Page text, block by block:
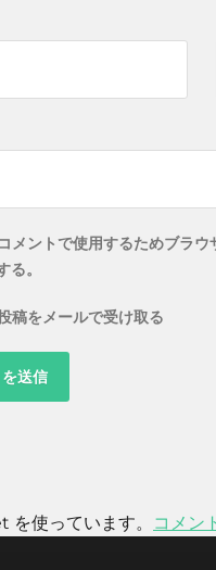
メントで使用するためブラ
る。
稿をメールで受け取る
使っています。 コメン